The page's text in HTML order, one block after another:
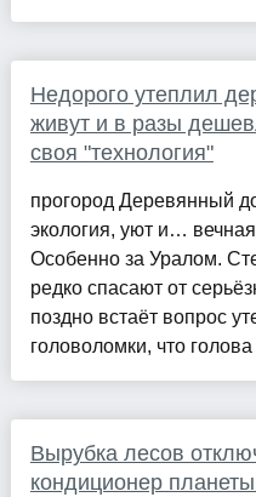
Недорого утеплил
живут и в разы
своя "технология"
прогород Деревянный
экология, уют и…
Особенно за Уралом.
редко спасают от
поздно встаёт вопрос
головоломки, что голова
Вырубка лесов
кондиционер